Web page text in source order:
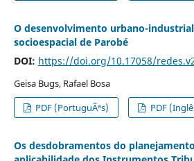
O desenvolvimento urbano-
socioespacial de Parobé
DOI: https://doi.org/10.17058/
Geisa Bugs, Rafael Bosa
PDF (PortuguÃªs)
PDF
Os desdobramentos do